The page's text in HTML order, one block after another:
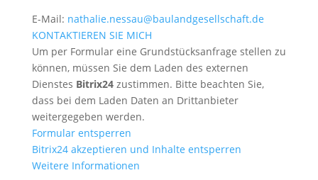
E-Mail: nathalie.nessau@baulandgesellschaft.de
KONTAKTIEREN SIE MICH
Um per Formular eine Grundstücksanfrage stellen zu
können, müssen Sie dem Laden des externen
Dienstes Bitrix24zustimmen. Bitte beachten Sie,
dass bei dem Laden Daten an Drittanbieter
weitergegeben werden.
Formular entsperren
Bitrix24 akzeptieren und Inhalte entsperren
Weitere Informationen